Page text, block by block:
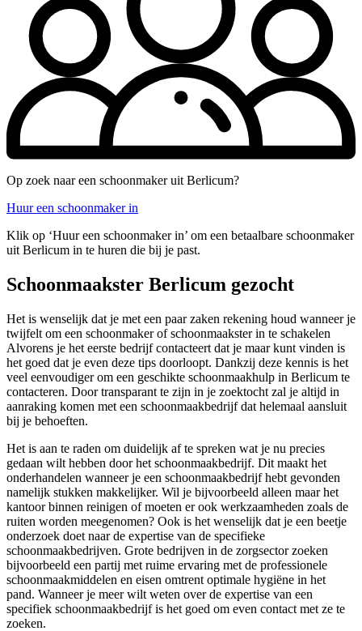
Op zoek naar een schoonmaker uit Berlicum?
Huur een schoonmaker in
Klik op ‘Huur een schoonmaker in’ om een betaalbare schoonmaker
uit Berlicum in te huren die bij je past.
Schoonmaakster Berlicum gezocht
Het is wenselijk dat je met een paar zaken rekening houd wanneer je
twijfelt om een schoonmaker of schoonmaakster in te schakelen
Alvorens je het eerste bedrijf contacteert dat je maar kunt vinden is
het goed dat je even deze tips doorloopt. Dankzij deze kennis is het
veel eenvoudiger om een geschikte schoonmaakhulp in Berlicum te
contacteren. Door transparant te zijn in je zoektocht zal je altijd in
aanraking komen met een schoonmaakbedrijf dat helemaal aansluit
bij je behoeften.
Het is aan te raden om duidelijk af te spreken wat je nu precies
gedaan wilt hebben door het schoonmaakbedrijf. Dit maakt het
onderhandelen wanneer je een schoonmaakbedrijf hebt gevonden
namelijk stukken makkelijker. Wil je bijvoorbeeld alleen maar het
kantoor binnen reinigen of moeten er ook werkzaamheden zoals de
ruiten worden meegenomen? Ook is het wenselijk dat je een beetje
onderzoek doet naar de expertise van de specifieke
schoonmaakbedrijven. Grote bedrijven in de zorgsector zoeken
bijvoorbeeld een partij met ruime ervaring met de professionele
schoonmaakmiddelen en eisen omtrent optimale hygiëne in het
pand. Wanneer je meer wilt weten over de expertise van een
specifiek schoonmaakbedrijf is het goed om even contact met ze te
zoeken.